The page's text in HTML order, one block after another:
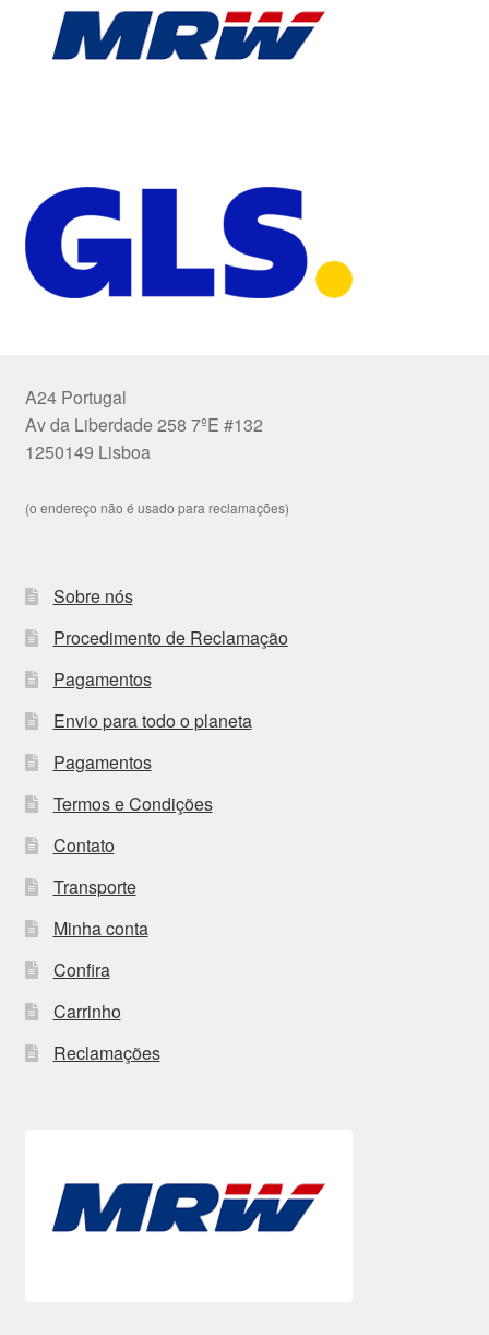
A24 Portugal
Av da Liberdade 258 7ºE #132
1250149 Lisboa
(o endereço não é usado para reclamações)
Sobre nós
Procedimento de Reclamação
Pagamentos
Envio para todo o planeta
Pagamentos
Termos e Condições
Contato
Transporte
Minha conta
Confira
Carrinho
Reclamações